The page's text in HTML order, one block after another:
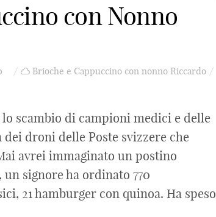
con Nonno
Brioche e Cappuccino con nonno Riccardo
lo scambio di campioni medici e delle
droni delle Poste svizzere che
avrei immaginato un postino
signore ha ordinato 770
21 hamburger con quinoa. Ha speso